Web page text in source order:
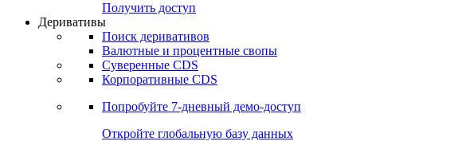
Получить доступ
Деривативы
Поиск деривативов
Валютные и процентные свопы
Суверенные CDS
Корпоративные CDS
Попробуйте 7-дневный демо-доступ
Откройте глобальную базу данных